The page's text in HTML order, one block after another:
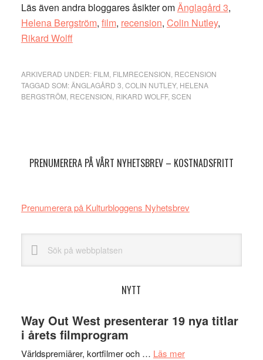
Läs även andra bloggares åsikter omÄnglagård 3,
Helena Bergström, film, recension, Colin Nutley,
Rikard Wolff
ARKIVERAD UNDER: FILM FILMRECENSION RECENSION
TAGGAD SOM:ÄNGLAGÅRD 3 COLIN NUTLEY, HELENA
BERGSTRÖM RECENSION RIKARD WOLFF, SCEN
PRENUMERERA PÅ VÅRT NYHETSBREV – KOSTNADSFRITT
Prenumerera på Kulturbloggens Nyhetsbrev
webbplatsen
NYTT
Way Out West presenterar 19 nya titlar
i årets filmprogram
Världspremiärer, kortfilmer och … Läs merom